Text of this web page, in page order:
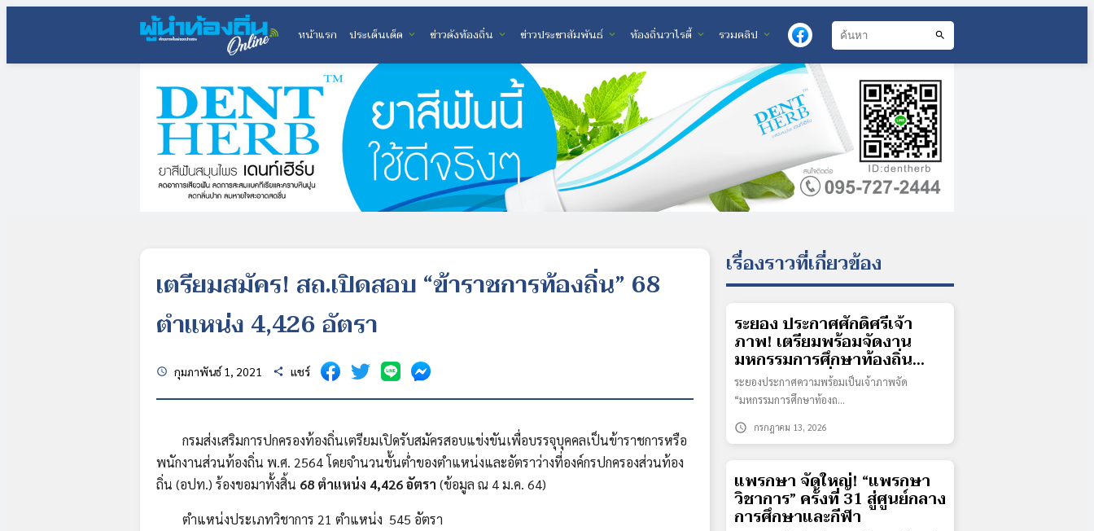
หน้าแรก ประเด็นเด็ด expand_more ข่าวดังท้องถิ่น expand_more ข่าวประชาสัมพันธ์ expand_more ท้องถิ่นวาไรตี้ expand_more รวมคลิป expand_more search
เตรียมสมัคร! สถ.เปิดสอบ “ข้าราชการท้องถิ่น” 68
ตำแหน่ง 4,426 อัตรา
schedule กุมภาพันธ์ 1, 2021 share แชร์
กรมส่งเสริมการปกครองท้องถิ่นเตรียมเปิดรับสมัครสอบแข่งขันเพื่อบรรจุบุคคลเป็นข้าราชการหรือ
พนักงานส่วนท้องถิ่น พ.ศ. 2564 โดยจำนวนขั้นต่ำของตำแหน่งและอัตราว่างที่องค์กรปกครองส่วนท้อง
ถิ่น (อปท.) ร้องขอมาทั้งสิ้น 68 ตำแหน่ง 4,426 อัตรา (ข้อมูล ณ 4 ม.ค. 64)
ตำแหน่งประเภทวิชาการ 21 ตำแหน่ง 545 อัตรา
เรื่องราวที่เกี่ยวข้อง
ระยอง ประกาศศักดิ์ศรีเจ้า
ภาพ! เตรียมพร้อมจัดงาน
มหกรรมการศึกษาท้องถิ่น
ระดับชาติสุดยิ่งใหญ่
ระยองประกาศความพร้อมเป็นเจ้าภาพจัด
“มหกรรมการศึกษาท้องถ…
schedule กรกฎาคม 13, 2026
แพรกษา จัดใหญ่! “แพรกษา
วิชาการ” ครั้งที่ 31 สู่ศูนย์กลาง
การศึกษาและกีฬา